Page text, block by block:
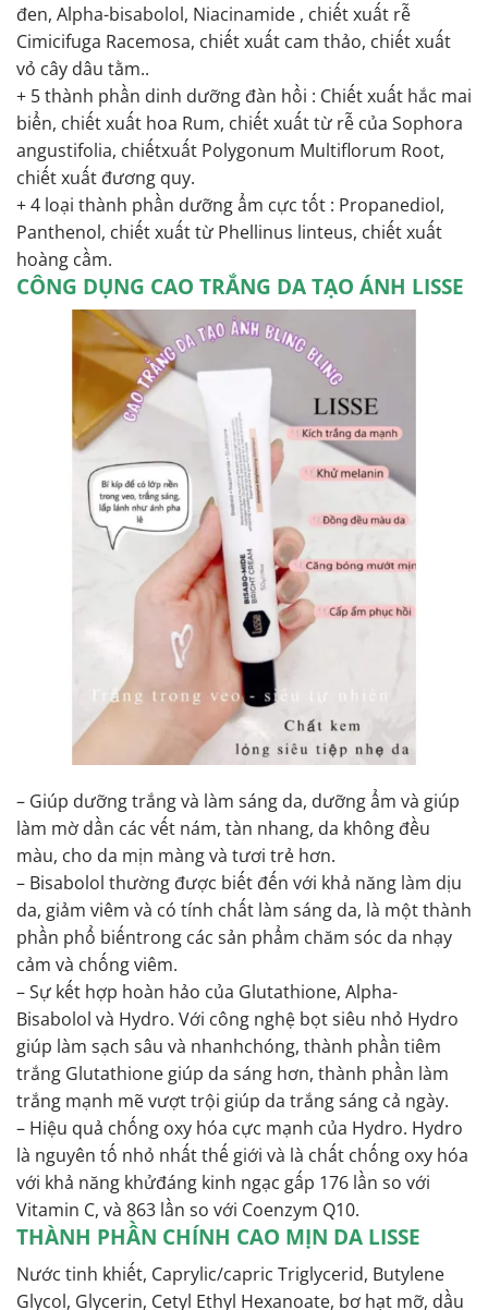
đen, Alpha-bisabolol, Niacinamide , chiết xuất rễ
Cimicifuga Racemosa, chiết xuất cam thảo, chiết xuất
vỏ cây dâu tằm..
+ 5 thành phần dinh dưỡng đàn hồi : Chiết xuất hắc mai
biển, chiết xuất hoa Rum, chiết xuất từ rễ của Sophora
angustifolia, chiếtxuất Polygonum Multiflorum Root,
chiết xuất đương quy.
+ 4 loại thành phần dưỡng ẩm cực tốt : Propanediol,
Panthenol, chiết xuất từ Phellinus linteus, chiết xuất
hoàng cầm.
CÔNG DỤNG CAO TRẮNG DA TẠO ÁNH LISSE
– Giúp dưỡng trắng và làm sáng da, dưỡng ẩm và giúp
làm mờ dần các vết nám, tàn nhang, da không đều
màu, cho da mịn màng và tươi trẻ hơn.
– Bisabolol thường được biết đến với khả năng làm dịu
da, giảm viêm và có tính chất làm sáng da, là một thành
phần phổ biếntrong các sản phẩm chăm sóc da nhạy
cảm và chống viêm.
– Sự kết hợp hoàn hảo của Glutathione, Alpha-
Bisabolol và Hydro. Với công nghệ bọt siêu nhỏ Hydro
giúp làm sạch sâu và nhanhchóng, thành phần tiêm
trắng Glutathione giúp da sáng hơn, thành phần làm
trắng mạnh mẽ vượt trội giúp da trắng sáng cả ngày.
– Hiệu quả chống oxy hóa cực mạnh của Hydro. Hydro
là nguyên tố nhỏ nhất thế giới và là chất chống oxy hóa
với khả năng khửđáng kinh ngạc gấp 176 lần so với
Vitamin C, và 863 lần so với Coenzym Q10.
THÀNH PHẦN CHÍNH CAO MỊN DA LISSE
Nước tinh khiết, Caprylic/capric Triglycerid, Butylene
Glycol, Glycerin, Cetyl Ethyl Hexanoate, bơ hạt mỡ, dầu